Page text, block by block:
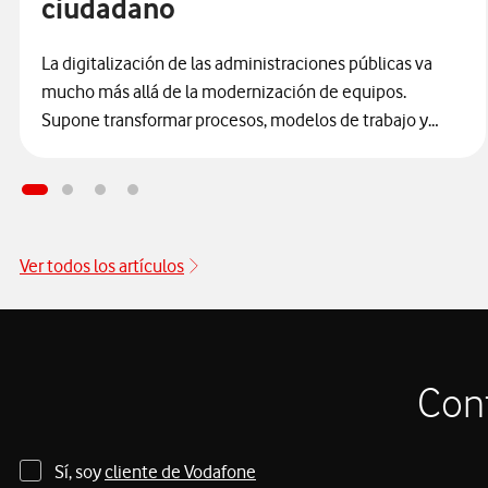
ciudadano
La digitalización de las administraciones públicas va
mucho más allá de la modernización de equipos.
Supone transformar procesos, modelos de trabajo y
ciberseguridadcomo un elemento estructural y
Ver todos los artículos
Sí, soycliente de Vodafone